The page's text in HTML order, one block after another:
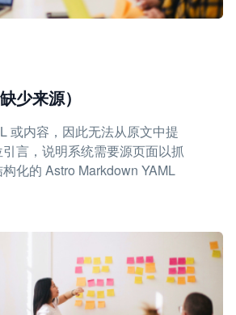
少来源）
或内容，因此无法从原文中提
言，说明系统需要源页面以抓
化的 Astro Markdown YAML